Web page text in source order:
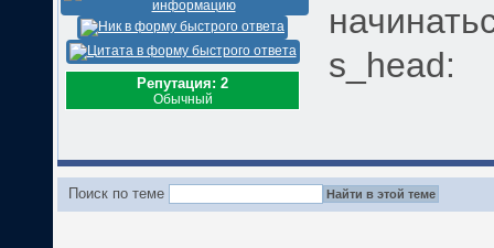
Репутация: 2
Обычный
s_head:
Поиск по теме